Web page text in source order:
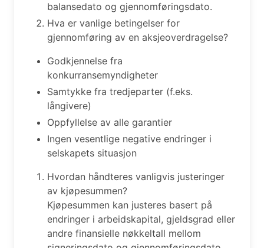
balansedato og gjennomføringsdato.
Hva er vanlige betingelser for
gjennomføring av en aksjeoverdragelse?
Godkjennelse fra
konkurransemyndigheter
Samtykke fra tredjeparter (f.eks.
långivere)
Oppfyllelse av alle garantier
Ingen vesentlige negative endringer i
selskapets situasjon
Hvordan håndteres vanligvis justeringer
av kjøpesummen?
Kjøpesummen kan justeres basert på
endringer i arbeidskapital, gjeldsgrad eller
andre finansielle nøkkeltall mellom